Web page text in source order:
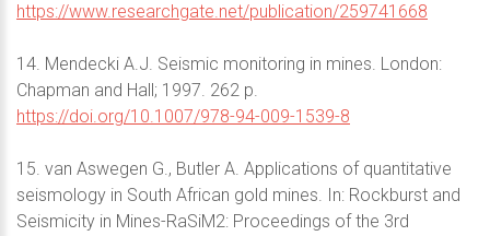
https://www.researchgate.net/publication/259741668
14. Mendecki A.J. Seismic monitoring in mines. London:
Chapman and Hall; 1997. 262 p.
https://doi.org/10.1007/978-94-009-1539-8
15. van Aswegen G., Butler A. Applications of quantitative
seismology in South African gold mines. In: Rockburst and
Seismicity in Mines-RaSiM2: Proceedings of the 3rd